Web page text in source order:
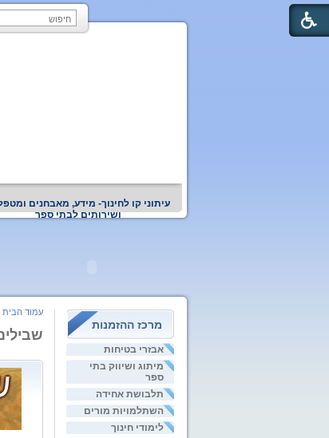
עיתוני קו לחינוך- מידע, מאבחנים
ושירותים לבתי ספר
מרכז ההזמנות
אבזרי בטיחות
מיתוג ושיווק בתי
ספר
תלבושת אחידה
השתלמויות מורים
לימודי חינוך
עמוד הבית